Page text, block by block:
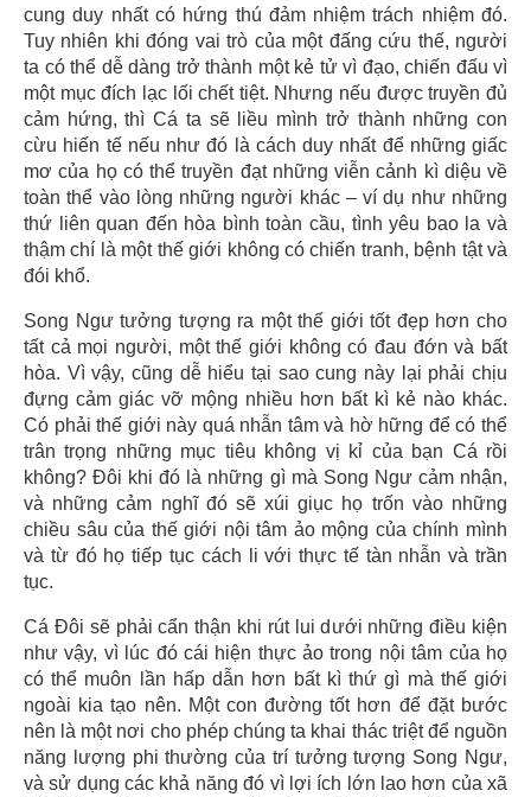
cung duy nhất có hứng thú đảm nhiệm trách nhiệm đó.
Tuy nhiên khi đóng vai trò của một đấng cứu thế, người
ta có thể dễ dàng trở thành một kẻ tử vì đạo, chiến đấu vì
một mục đích lạc lối chết tiệt. Nhưng nếu được truyền đủ
cảm hứng, thì Cá ta sẽ liều mình trở thành những con
cừu hiến tế nếu như đó là cách duy nhất để những giấc
mơ của họ có thể truyền đạt những viễn cảnh kì diệu về
toàn thể vào lòng những người khác – ví dụ như những
thứ liên quan đến hòa bình toàn cầu, tình yêu bao la và
thậm chí là một thế giới không có chiến tranh, bệnh tật và
đói khổ.
Song Ngư tưởng tượng ra một thế giới tốt đẹp hơn cho
tất cả mọi người, một thế giới không có đau đớn và bất
hòa. Vì vậy, cũng dễ hiểu tại sao cung này lại phải chịu
đựng cảm giác vỡ mộng nhiều hơn bất kì kẻ nào khác.
Có phải thế giới này quá nhẫn tâm và hờ hững để có thể
trân trọng những mục tiêu không vị kỉ của bạn Cá rồi
không? Đôi khi đó là những gì mà Song Ngư cảm nhận,
và những cảm nghĩ đó sẽ xúi giục họ trốn vào những
chiều sâu của thế giới nội tâm ảo mộng của chính mình
và từ đó họ tiếp tục cách li với thực tế tàn nhẫn và trần
tục.
Cá Đôi sẽ phải cẩn thận khi rút lui dưới những điều kiện
như vậy, vì lúc đó cái hiện thực ảo trong nội tâm của họ
có thể muôn lần hấp dẫn hơn bất kì thứ gì mà thế giới
ngoài kia tạo nên. Một con đường tốt hơn để đặt bước
nên là một nơi cho phép chúng ta khai thác triệt để nguồn
năng lượng phi thường của trí tưởng tượng Song Ngư,
và sử dụng các khả năng đó vì lợi ích lớn lao hơn của xã